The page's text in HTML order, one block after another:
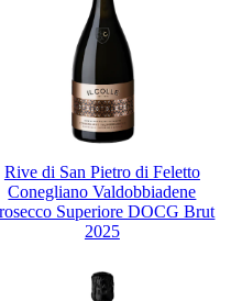
Rive di San Pietro di Feletto
Conegliano Valdobbiadene
Superiore DOCG Brut
2025